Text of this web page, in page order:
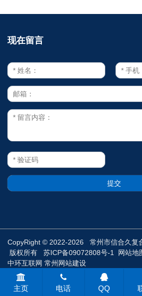
现在留言
CopyRight © 2022-2026 常州市信合久复
版权所有 苏ICP备09072808号-1 网站地
中环互联网 常州网站建设
主页 电话 QQ